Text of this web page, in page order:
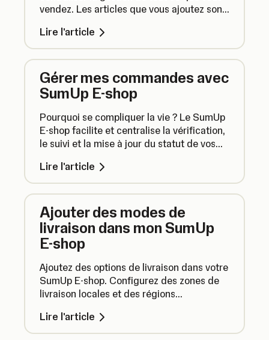
vendez. Les articles que vous ajoutez sont
vous utilisez SumUp.
Lire l'article
Gérer mes commandes avec
SumUp E-shop
Pourquoi se compliquer la vie ? Le SumUp
E-shop facilite et centralise la vérification,
le suivi et la mise à jour du statut de vos
Lire l'article
Ajouter des modes de
livraison dans mon SumUp
E-shop
Ajoutez des options de livraison dans votre
SumUp E-shop. Configurez des zones de
livraison locales et des régions
pour que vos client.es puissent recevoir
leurs commandes directement chez eux.
Lire l'article